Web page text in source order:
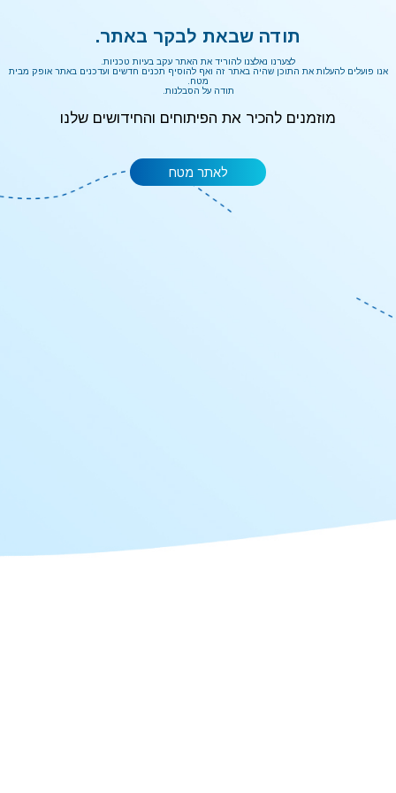
תודה שבאת לבקר באתר.
לצערנו נאלצנו להוריד את האתר עקב בעיות טכניות.
אנו פועלים להעלות את התוכן שהיה באתר זה ואף להוסיף תכנים חדשים ועדכנים באתר אופק מבית
מטח.
תודה על הסבלנות.
מוזמנים להכיר את הפיתוחים והחידושים שלנו
לאתר מטח